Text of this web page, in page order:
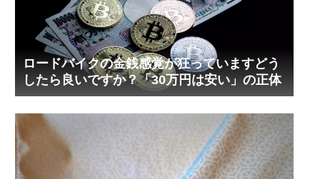
ロードバイクの金銭感覚が狂っていますどう
したら良いですか？「30万円は安い」の正体